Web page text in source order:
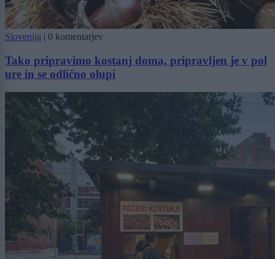
Slovenija | 0 komentarjev
Tako pripravimo kostanj doma, pripravljen je v pol
ure in se odlično olupi